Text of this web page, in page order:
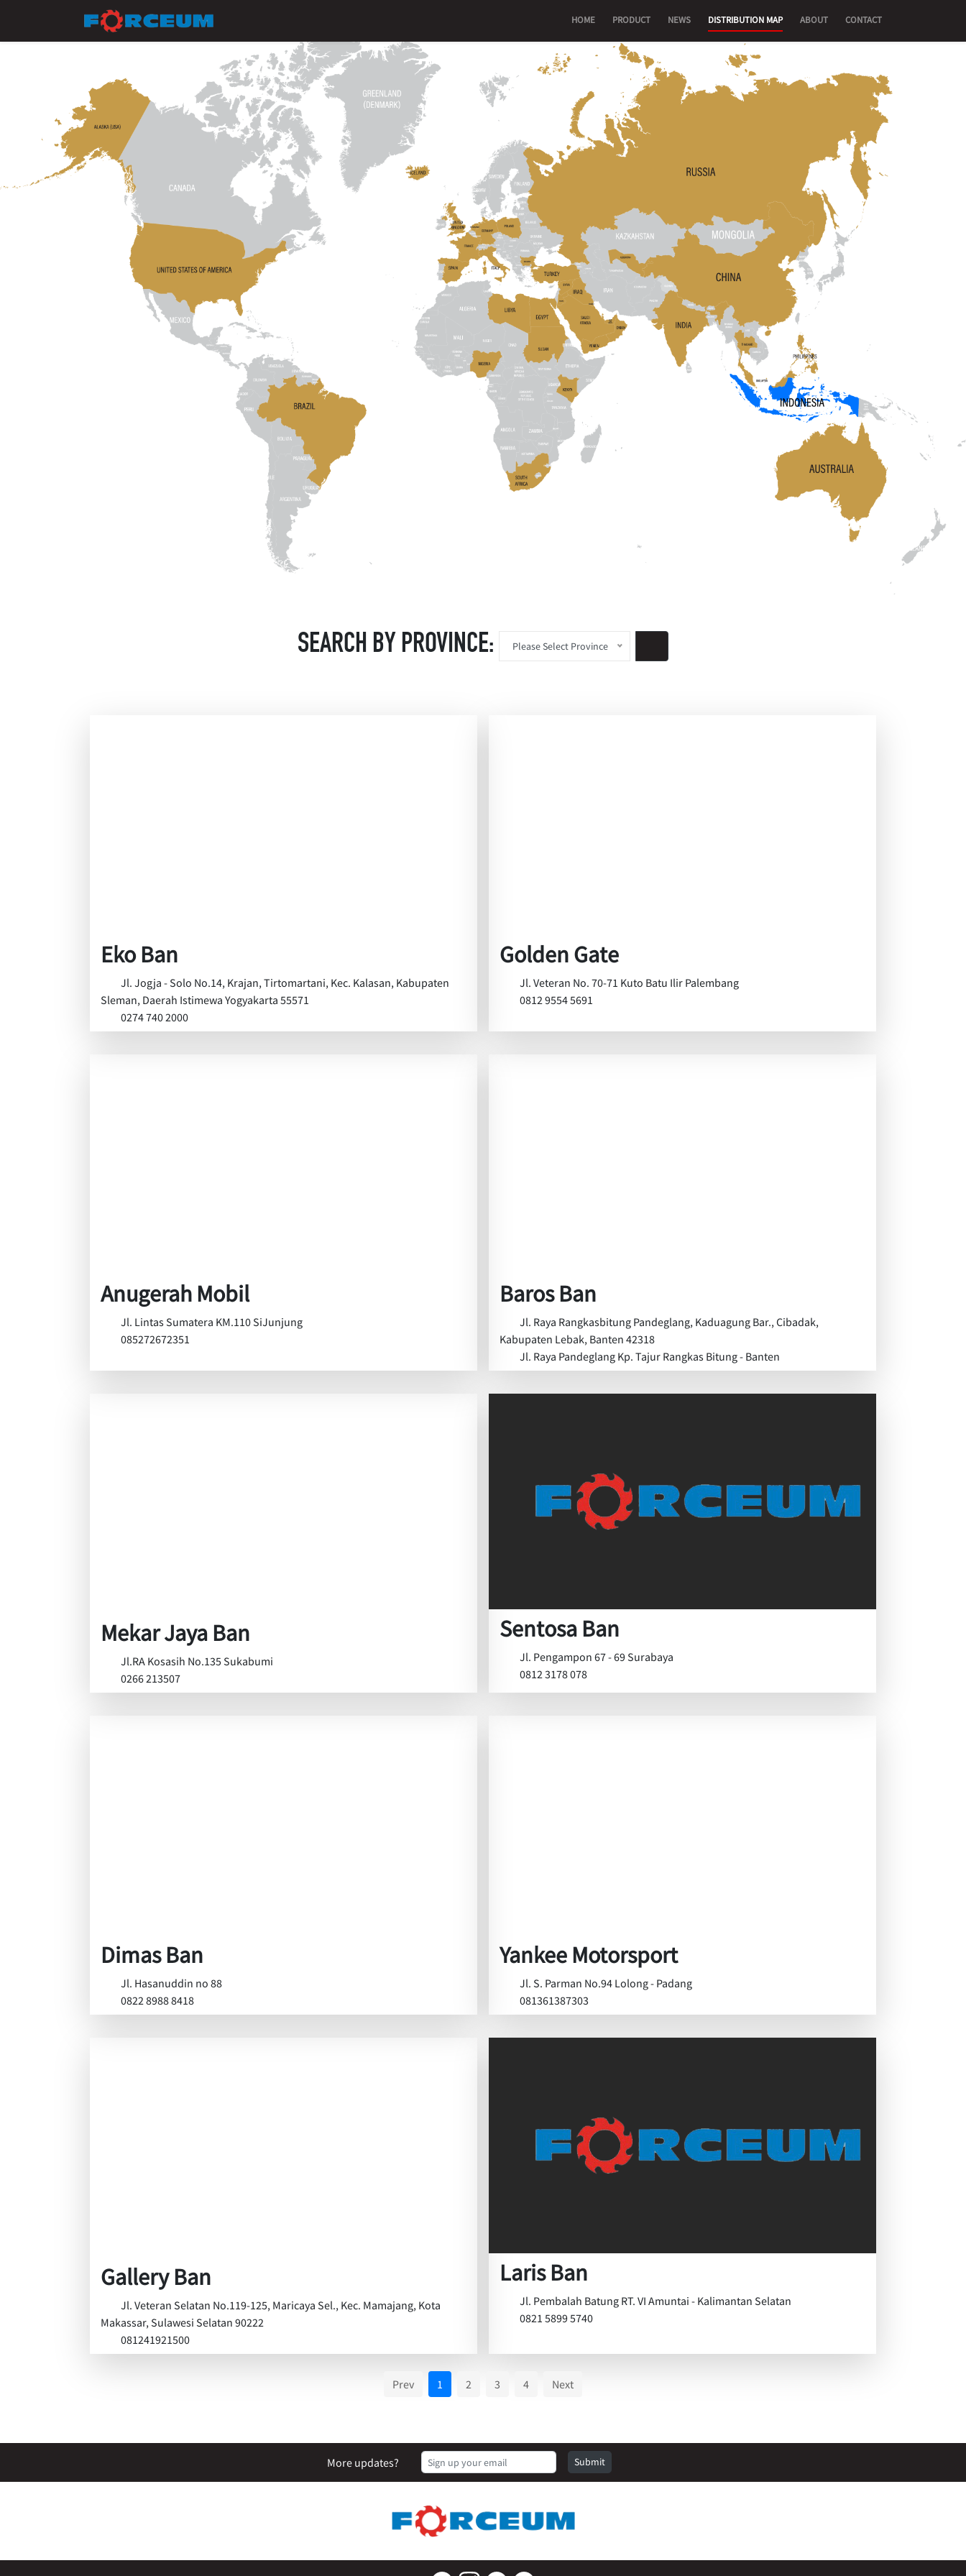
HOME PRODUCT NEWS DISTRIBUTION MAP ABOUT CONTACT
SEARCH BY PROVINCE: Please Select Province
Eko Ban
Jl. Jogja - Solo No.14, Krajan, Tirtomartani, Kec. Kalasan, Kabupaten
Sleman, Daerah Istimewa Yogyakarta 55571
0274 740 2000
Golden Gate
Jl. Veteran No. 70-71 Kuto Batu Ilir Palembang
0812 9554 5691
Anugerah Mobil
Jl. Lintas Sumatera KM.110 SiJunjung
085272672351
Baros Ban
Jl. Raya Rangkasbitung Pandeglang, Kaduagung Bar., Cibadak,
Kabupaten Lebak, Banten 42318
Jl. Raya Pandeglang Kp. Tajur Rangkas Bitung - Banten
Mekar Jaya Ban
Jl.RA Kosasih No.135 Sukabumi
0266 213507
Sentosa Ban
Jl. Pengampon 67 - 69 Surabaya
0812 3178 078
Dimas Ban
Jl. Hasanuddin no 88
0822 8988 8418
Yankee Motorsport
Jl. S. Parman No.94 Lolong - Padang
081361387303
Gallery Ban
Jl. Veteran Selatan No.119-125, Maricaya Sel., Kec. Mamajang, Kota
Makassar, Sulawesi Selatan 90222
081241921500
Laris Ban
Jl. Pembalah Batung RT. VI Amuntai - Kalimantan Selatan
0821 5899 5740
Prev 1 2 3 4 Next
More updates? Submit